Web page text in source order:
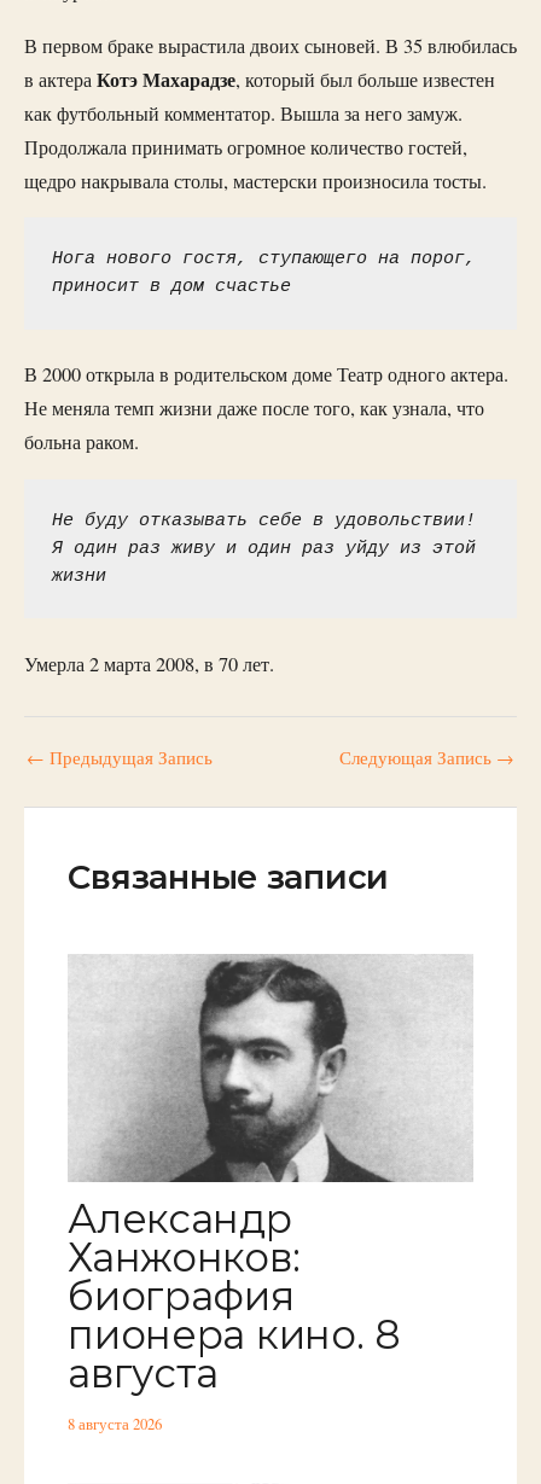
В первом браке вырастила двоих сыновей. В 35 влюбилась
в актераКотэ Махарадзе, который был больше известен
как футбольный комментатор. Вышла за него замуж.
Продолжала принимать огромное количество гостей,
щедро накрывала столы, мастерски произносила тосты.
Нога нового гостя, ступающего на порог,
приносит в дом счастье
В 2000 открыла в родительском доме Театр одного актера.
Не меняла темп жизни даже после того, как узнала, что
больна раком.
Не буду отказывать себе в удовольствии!
Я один раз живу и один раз уйду из этой
жизни
Умерла 2 марта 2008, в 70 лет.
← Предыдущая Запись Следующая Запись →
Связанные записи
Александр
Ханжонков:
биография
пионера кино. 8
августа
8 августа 2026